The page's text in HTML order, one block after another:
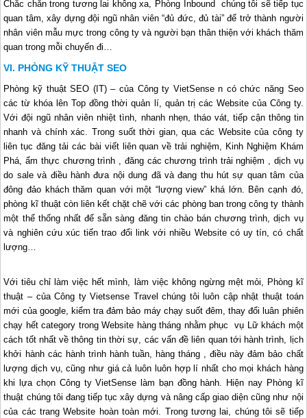
Chắc chắn trong tương lai không xa, Phòng Inbound
chúng tôi sẽ tiếp tục
quan tâm, xây dựng đội ngũ nhân viên “đủ đức, đủ tài” để trở thành người
nhân viên mẫu mực trong công ty và người bạn thân thiện với khách thăm
quan trong mỗi chuyến đi…
PHÒNG KỸ THUẬT SEO
Phòng kỹ thuật SEO (IT) – của Công ty VietSense n có chức năng Seo
các từ khóa lên Top đồng thời quản lí, quản trị các Website của Công ty.
Với đội ngũ nhân viên nhiệt tình, nhanh nhẹn, tháo vát, tiếp cận thông tin
nhanh và chính xác. Trong suốt thời gian, qua các Website của công ty
liên tục đăng tải các bài viết liên quan về trải nghiệm, Kinh Nghiệm Khám
Phá, ẩm thực chương trình , đăng các chương trình trải nghiệm , dịch vụ
do sale và điều hành đưa nội dung đã và đang thu hút sự quan tâm của
đông đảo khách thăm quan với một “lượng view” khá lớn. Bên cạnh đó,
phòng kĩ thuật còn liên kết chặt chẽ với các phòng ban trong công ty thành
một thể thống nhất để sẵn sàng đăng tin chào bán chương trình, dịch vụ
và nghiên cứu xúc tiến trao đổi link với nhiều Website có uy tín, có chất
lượng…
Với tiêu chỉ làm việc hết mình, làm việc không ngừng mệt mỏi, Phòng kĩ
thuật – của Công ty Vietsense Travel chúng tôi luôn cập nhật thuật toán
mới của google, kiểm tra đảm bảo máy chạy suốt đêm, thay đổi luân phiên
chạy hết category trong Website hàng tháng nhằm phục vụ Lữ khách một
cách tốt nhất về thông tin thời sự, các vấn đề liên quan tới hành trình, lịch
khởi hành các hành trình hành tuần, hàng tháng , điều này đảm bảo chất
lượng dịch vụ, cũng như giá cả luôn luôn hợp lí nhất cho mọi khách hàng
khi lựa chọn Công ty VietSense làm bạn đồng hành. Hiện nay Phòng kĩ
thuật chúng tôi đang tiếp tục xây dựng và nâng cấp giao diện cũng như nội
của các trang Website hoàn toàn mới. Trong tương lai, chúng tôi sẽ tiếp